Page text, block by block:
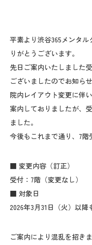
平素より渋谷365メンタ
りがとうございます。
先日ご案内いたしました
ございましたのでお知ら
院内レイアウト変更に伴
案内しておりましたが、
ました。
今後もこれまで通り、7階
■ 変更内容（訂正）
受付：7階（変更なし）
■ 対象日
2026年3月31日（火）以
ご案内により混乱を招き